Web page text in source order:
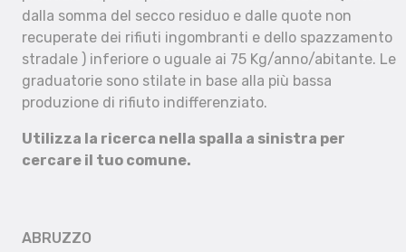
dalla somma del secco residuo e dalle quote non
recuperate dei rifiuti ingombranti e dello spazzamento
stradale ) inferiore o uguale ai 75 Kg/anno/abitante. Le
graduatorie sono stilate in base alla più bassa
produzione di rifiuto indifferenziato.
Utilizza la ricerca nella spalla a sinistra per
cercare il tuo comune.
ABRUZZO